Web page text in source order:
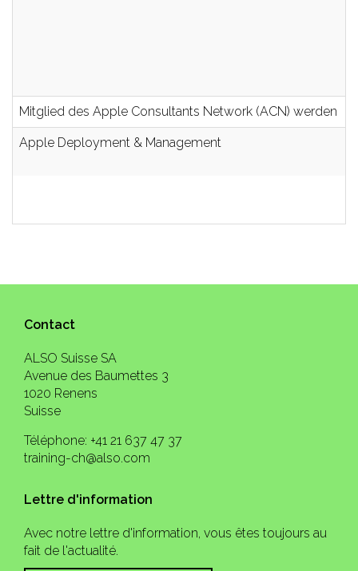
Mitglied des Apple Consultants Network (ACN) werden
Apple Deployment & Management
Contact
ALSO Suisse SA
Avenue des Baumettes 3
1020 Renens
Suisse
Téléphone: +41 21 637 47 37
training-ch@also.com
Lettre d'information
Avec notre lettre d'information, vous êtes toujours au
fait de l'actualité.